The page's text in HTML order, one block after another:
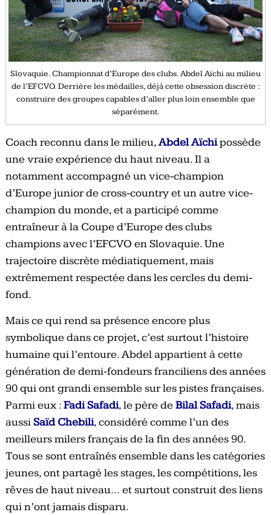
Slovaquie. Championnat d’Europe des clubs. Abdel Aïchi au milieu
de l’EFCVO. Derrière les médailles, déjà cette obsession discrète :
construire des groupes capables d’aller plus loin ensemble que
séparément.
Coach reconnu dans le milieu,Abdel Aïchipossède
une vraie expérience du haut niveau. Il a
notamment accompagné un vice-champion
d’Europe junior de cross-country et un autre vice-
champion du monde, et a participé comme
entraîneur à la Coupe d’Europe des clubs
champions avec l’EFCVO en Slovaquie. Une
trajectoire discrète médiatiquement, mais
extrêmement respectée dans les cercles du demi-
fond.
Mais ce qui rend sa présence encore plus
symbolique dans ce projet, c’est surtout l’histoire
humaine qui l’entoure. Abdel appartient à cette
génération de demi-fondeurs franciliens des années
90 qui ont grandi ensemble sur les pistes françaises.
Parmi eux :Fadi Safadi,le père deBilal Safadi,mais
aussiSaïd Chebili,considéré comme l’un des
meilleurs milers français de la fin des années 90.
Tous se sont entraînés ensemble dans les catégories
jeunes, ont partagé les stages, les compétitions, les
rêves de haut niveau… et surtout construit des liens
qui n’ont jamais disparu.